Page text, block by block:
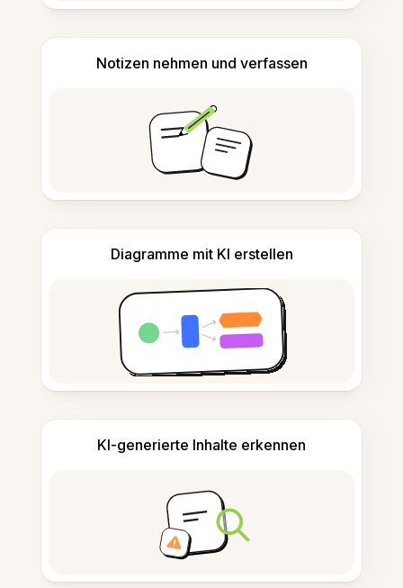
Notizen nehmen und verfassen
Diagramme mit KI erstellen
KI-generierte Inhalte erkennen